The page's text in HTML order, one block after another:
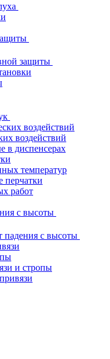
защиты
воздействий
воздействий
в диспенсерах
температур
перчатки
работ
с высоты
падения с высоты
и стропы